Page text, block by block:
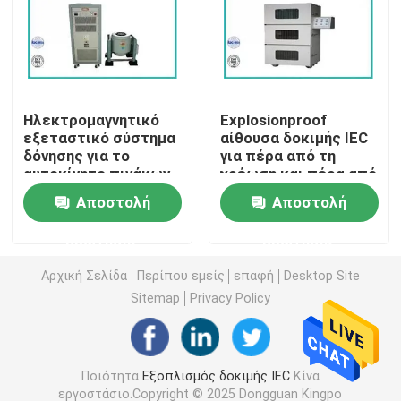
Εξοπλισμός δοκιμής ευφλέκτου
οδηγημένος ελαφρύς εξοπλισμός δοκιμής
Έλεγχος δάχτυλων δοκιμής
περιβαλλοντικές αίθουσες δοκιμής
Εξοπλισμός δοκιμής μπαταριών της EV
Μανόμετρα ελέγχου ακριβείας
Ηλεκτρομαγνητικό
εξεταστικό σύστημα
δόνησης για το
αυτοκίνητο πινάκων
κυκλωμάτων
Αποστολή
Explosionproof
αίθουσα δοκιμής IEC
για πέρα από τη
χρέωση και πέρα από
την απαλλαγή
Αποστολή
Αρχική Σελίδα Περίπου εμείς επαφή
Desktop Site
Sitemap
Privacy Policy
Ποιότητα Εξοπλισμός δοκιμής IECΚίνα
εργοστάσιο.Copyright © 2025 Dongguan Kingpo